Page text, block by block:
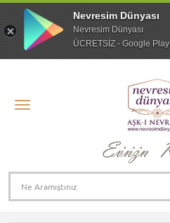
Nevresim Dünyası
Nevresim Dünyası
ÜCRETSİZ - Google Play